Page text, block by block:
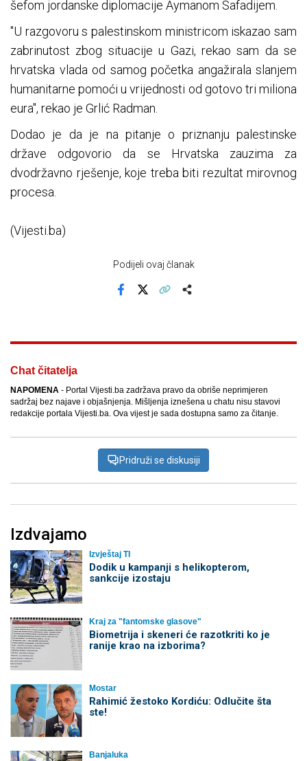
šefom jordanske diplomacije Aymanom Safadijem.
"U razgovoru s palestinskom ministricom iskazao sam
zabrinutost zbog situacije u Gazi, rekao sam da se
hrvatska vlada od samog početka angažirala slanjem
humanitarne pomoći u vrijednosti od gotovo tri miliona
eura", rekao je Grlić Radman.
Dodao je da je na pitanje o priznanju palestinske
države odgovorio da se Hrvatska zauzima za
dvodržavno rješenje, koje treba biti rezultat mirovnog
procesa.
(Vijesti.ba)
Podijeli ovaj članak
Chat čitatelja
NAPOMENA - Portal Vijesti.ba zadržava pravo da obriše neprimjeren
sadržaj bez najave i objašnjenja. Mišljenja iznešena u chatu nisu stavovi
redakcije portala Vijesti.ba. Ova vijest je sada dostupna samo za čitanje.
Pridruži se diskusiji
Izdvajamo
Izvještaj TI
Dodik u kampanji s helikopterom,
sankcije izostaju
Kraj za "fantomske glasove"
Biometrija i skeneri će razotkriti ko je
ranije krao na izborima?
Mostar
Rahimić žestoko Kordiću: Odlučite šta
ste!
Banjaluka